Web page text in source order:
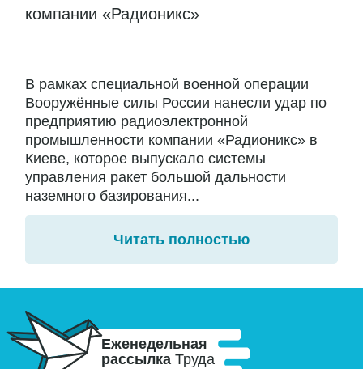
компании «Радионикс»
В рамках специальной военной операции
Вооружённые силы России нанесли удар по
предприятию радиоэлектронной
промышленности компании «Радионикс» в
Киеве, которое выпускало системы
управления ракет большой дальности
наземного базирования...
Читать полностью
Еженедельная
рассылка Труда